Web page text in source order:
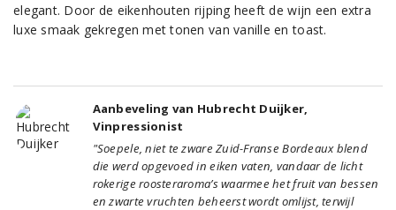
elegant. Door de eikenhouten rijping heeft de wijn een extra
luxe smaak gekregen met tonen van vanille en toast.
Aanbeveling van Hubrecht Duijker,
Vinpressionist
"Soepele, niet te zware Zuid-Franse Bordeaux blend
die werd opgevoed in eiken vaten, vandaar de licht
rokerige roosteraroma’s waarmee het fruit van bessen
en zwarte vruchten beheerst wordt omlijst, terwijl